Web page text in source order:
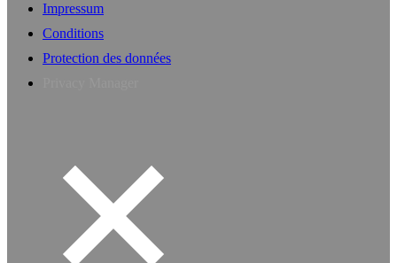
Impressum
Conditions
Protection des données